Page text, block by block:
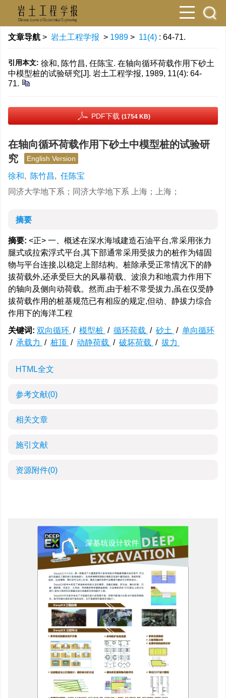
文章导航 > 岩土工程学报 > 1989 > 11(4) : 64-71.
引用本文: 徐和, 陈竹昌, 任陈宝. 在轴向循环荷载作用下砂土
中模型桩的试验研究[J]. 岩土工程学报, 1989, 11(4): 64-
71.
PDF下载 (1754 KB)
在轴向循环荷载作用下砂土中模型桩的试验研
究
English Version
徐和, 陈竹昌, 任陈宝
同济大学地下系；同济大学地下系 上海；上海；
摘要
摘要: <正> 一、概述在深水海域建造石油平台,常采用张力
腿式或拉索浮式平台,其下部通常采用受拔力的桩作为锚固
物与平台连接,以稳定上部结构。桩除承受正常情况下的静
拔荷载外,还承受巨大的风暴荷载、波浪力和地震力作用下
的轴向及侧向动荷载。然而,由于桩不常受拔力,虽在仅受静
拔荷载作用的桩基规范已有相应的规定,但动、静拔力综合
作用下的海洋工程
关键词: 双向循环 / 模型桩 / 循环荷载 / 砂土 / 单向循环
/ 承载力 / 桩顶 / 动静荷载 / 破坏荷载 / 拔力
HTML全文
参考文献(0)
相关文章
施引文献
资源附件(0)